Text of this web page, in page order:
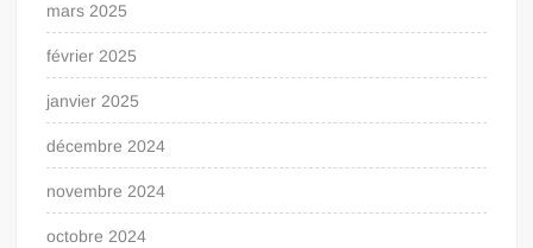
mars 2025
février 2025
janvier 2025
décembre 2024
novembre 2024
octobre 2024